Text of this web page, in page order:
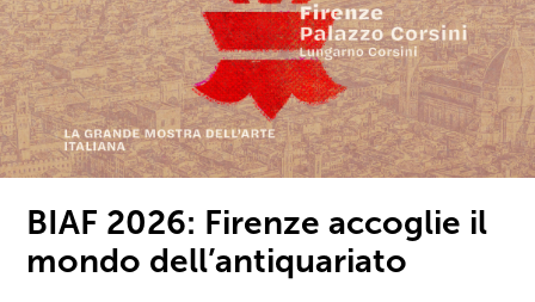
BIAF 2026: Firenze accoglie il
mondo dell’antiquariato